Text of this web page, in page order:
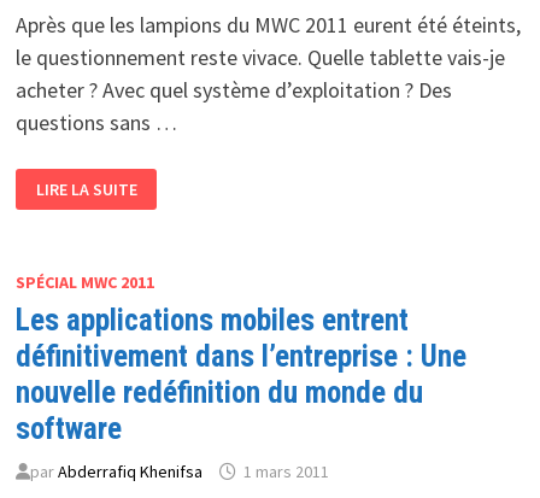
Après que les lampions du MWC 2011 eurent été éteints,
le questionnement reste vivace. Quelle tablette vais-je
acheter ? Avec quel système d’exploitation ? Des
questions sans …
GUERRE
DES
LIRE LA SUITE
SPÉCIAL MWC 2011
Les applications mobiles entrent
définitivement dans l’entreprise : Une
nouvelle redéfinition du monde du
software
parAbderrafiq Khenifsa 1 mars 2011